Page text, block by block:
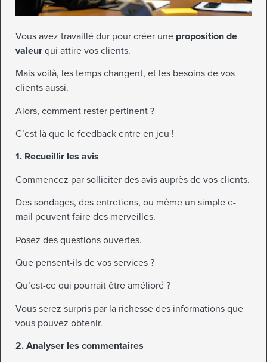
Vous avez travaillé dur pour créer une proposition de
valeur qui attire vos clients.
Mais voilà, les temps changent, et les besoins de vos
clients aussi.
Alors, comment rester pertinent ?
C’est là que le feedback entre en jeu !
1. Recueillir les avis
Commencez par solliciter des avis auprès de vos clients.
Des sondages, des entretiens, ou même un simple e-
mail peuvent faire des merveilles.
Posez des questions ouvertes.
Que pensent-ils de vos services ?
Qu’est-ce qui pourrait être amélioré ?
Vous serez surpris par la richesse des informations que
vous pouvez obtenir.
2. Analyser les commentaires